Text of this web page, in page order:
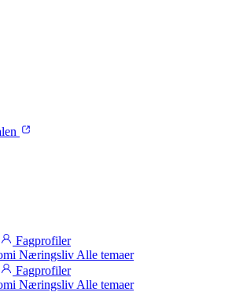
Fagprofiler
Næringsliv Alle temaer
Fagprofiler
Næringsliv Alle temaer